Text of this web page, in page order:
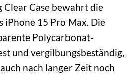
Clear Case bewahrt die
iPhone 15 Pro Max. Die
Polycarbonat-
und vergilbungsbeständig,
nach langer Zeit noch